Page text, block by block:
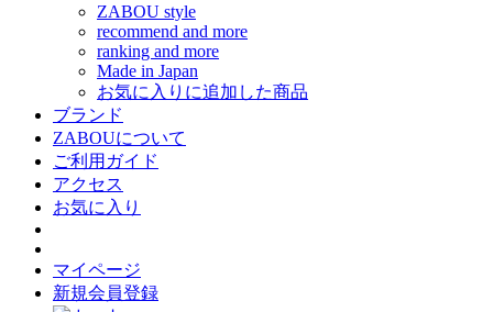
ZABOU style
recommend and more
ranking and more
Made in Japan
お気に入りに追加した商品
ブランド
ZABOUについて
ご利用ガイド
アクセス
お気に入り
マイページ
新規会員登録